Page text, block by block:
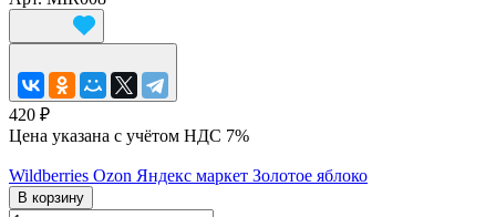
420 ₽
Цена указана с учётом НДС 7%
Wildberries Ozon Яндекс маркет Золотое яблоко
В корзину